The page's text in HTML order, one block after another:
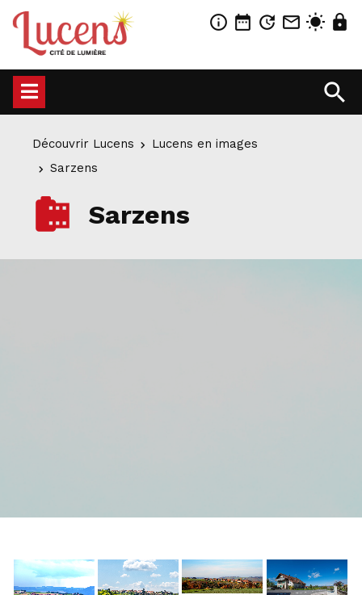
info_outline date_range update mail_outline wb_sunny lock
search
Découvrir Lucens
Lucens en images
Sarzens
camera_roll Sarzens